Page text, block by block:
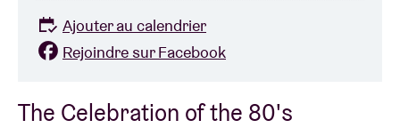
The Celebration of the 80's
Ajouter au calendrier
Rejoindre sur Facebook